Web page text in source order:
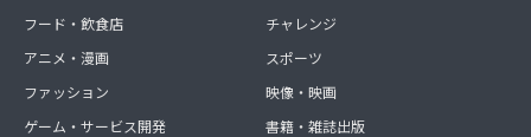
フード・飲食店
アニメ・漫画
ファッション
ゲーム・サービス開発
チャレンジ
スポーツ
映像・映画
書籍・雑誌出版